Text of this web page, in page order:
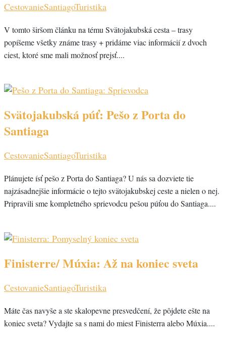
CestovanieSantiagoTuristika
V tomto širšom článku na tému Svätojakubská cesta – trasy
popíšeme všetky známe trasy + pridáme viac informácií z dvoch
ciest, ktoré sme mali možnosť prejsť....
Svätojakubská púť: Pešo z Porta do
Santiaga
CestovanieSantiagoTuristika
Plánujete ísť pešo z Porta do Santiaga? U nás sa dozviete tie
najzásadnejšie informácie o tejto svätojakubskej ceste a nielen o nej.
Pripravili sme kompletného sprievodcu pešou púťou do Santiaga....
Finisterre/ Múxia: Až na koniec sveta
CestovanieSantiagoTuristika
Máte čas navyše a ste skalopevne presvedčení, že pôjdete ešte na
koniec sveta? Vydajte sa s nami do miest Finisterra alebo Múxia....